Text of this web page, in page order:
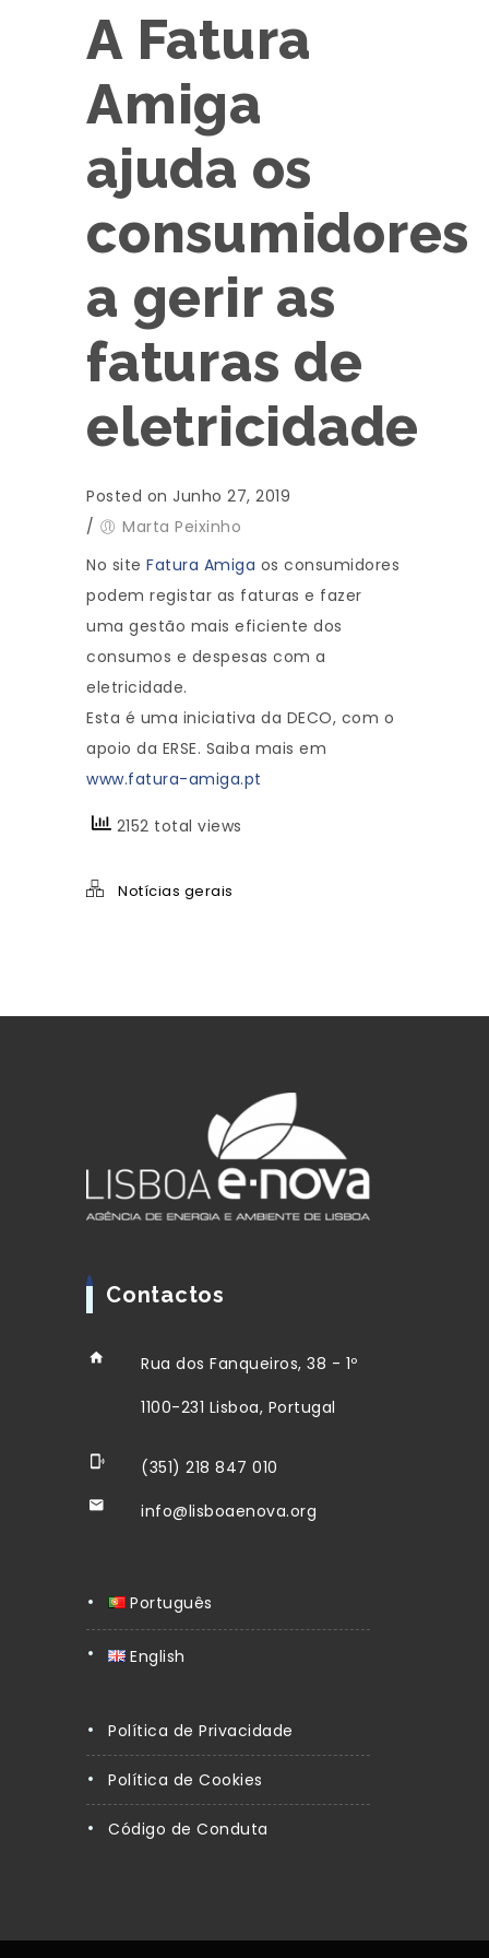
A Fatura
Amiga
ajuda os
consumidores
a gerir as
faturas de
eletricidade
Posted on Junho 27, 2019
/
Marta Peixinho
No site Fatura Amiga os consumidores
podem registar as faturas e fazer
uma gestão mais eficiente dos
consumos e despesas com a
eletricidade.
Esta é uma iniciativa da DECO, com o
apoio da ERSE. Saiba mais em
www.fatura-amiga.pt
2152 total views
Notícias gerais
Contactos
Rua dos Fanqueiros, 38 - 1º
1100-231 Lisboa, Portugal
(351) 218 847 010
info@lisboaenova.org
Português
English
Política de Privacidade
Política de Cookies
Código de Conduta